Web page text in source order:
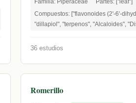
Familia: Piperaceae
Partes: ["leaf"]
Compuestos: ["flavonoides (2'-6'-
"dillapiol", "terpenos", "Alcaloides",
36 estudios
Romerillo